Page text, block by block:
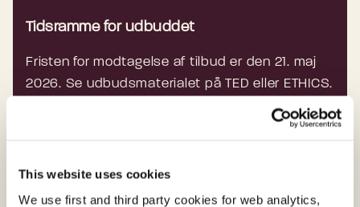
This website uses cookies
We use first and third party cookies for web analytics,
Tidsramme for udbuddet
Fristen for modtagelse af tilbud er den 21. maj
2026. Se udbudsmaterialet på TED eller ETHICS.
Se udbudsbekendtgørelsen på TED